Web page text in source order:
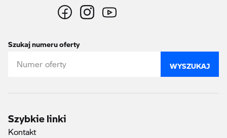
Szukaj numeru oferty
WYSZUKAJ
Szybkie linki
Kontakt